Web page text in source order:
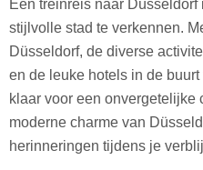
Een treinreis naar
stijlvolle stad te verkennen.
Düsseldorf, de diverse
en de leuke hotels in de
klaar voor een onvergetelijke
moderne charme van
herinneringen tijdens je